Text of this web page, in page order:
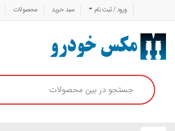
ورود / ثبت نام سبد خرید محصولات